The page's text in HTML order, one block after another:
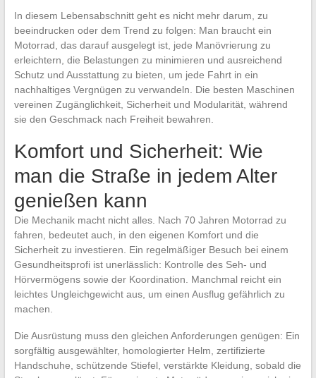
In diesem Lebensabschnitt geht es nicht mehr darum, zu
beeindrucken oder dem Trend zu folgen: Man braucht ein
Motorrad, das darauf ausgelegt ist, jede Manövrierung zu
erleichtern, die Belastungen zu minimieren und ausreichend
Schutz und Ausstattung zu bieten, um jede Fahrt in ein
nachhaltiges Vergnügen zu verwandeln. Die besten Maschinen
vereinen Zugänglichkeit, Sicherheit und Modularität, während
sie den Geschmack nach Freiheit bewahren.
Komfort und Sicherheit: Wie
man die Straße in jedem Alter
genießen kann
Die Mechanik macht nicht alles. Nach 70 Jahren Motorrad zu
fahren, bedeutet auch, in den eigenen Komfort und die
Sicherheit zu investieren. Ein regelmäßiger Besuch bei einem
Gesundheitsprofi ist unerlässlich: Kontrolle des Seh- und
Hörvermögens sowie der Koordination. Manchmal reicht ein
leichtes Ungleichgewicht aus, um einen Ausflug gefährlich zu
machen.
Die Ausrüstung muss den gleichen Anforderungen genügen: Ein
sorgfältig ausgewählter, homologierter Helm, zertifizierte
Handschuhe, schützende Stiefel, verstärkte Kleidung, sobald die